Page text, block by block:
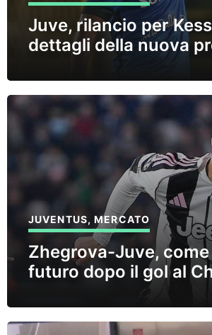
Juve, rilancio per
dettagli della nuova
JUVENTUS,MERCATO
Zhegrova-Juve,
futuro dopo il gol al